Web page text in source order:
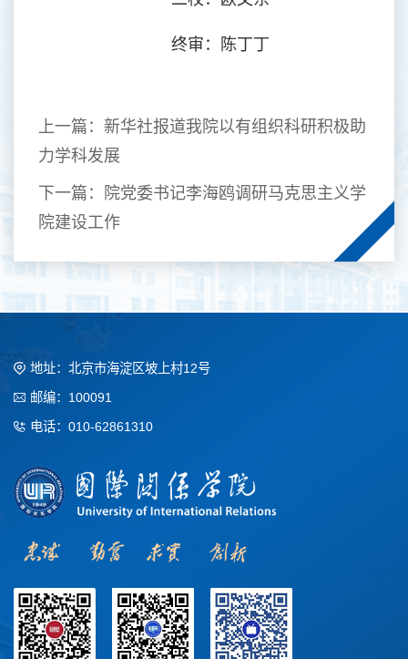
终审：陈丁丁
上一篇： 新华社报道我院以有组织科研积极助
力学科发展
下一篇：
院党委书记李海鸥调研马克思主义学
院建设工作
地址：北京市海淀区坡上村12号
邮编：100091
电话：010-62861310